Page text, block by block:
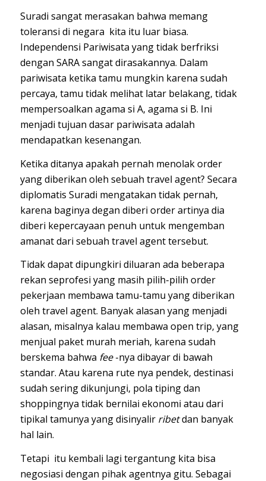
Suradi sangat merasakan bahwa memang
toleransi di negara kita itu luar biasa.
Independensi Pariwisata yang tidak berfriksi
dengan SARA sangat dirasakannya. Dalam
pariwisata ketika tamu mungkin karena sudah
percaya, tamu tidak melihat latar belakang, tidak
mempersoalkan agama si A, agama si B. Ini
menjadi tujuan dasar pariwisata adalah
mendapatkan kesenangan.
Ketika ditanya apakah pernah menolak order
yang diberikan oleh sebuah travel agent? Secara
diplomatis Suradi mengatakan tidak pernah,
karena baginya degan diberi order artinya dia
diberi kepercayaan penuh untuk mengemban
amanat dari sebuah travel agent tersebut.
Tidak dapat dipungkiri diluaran ada beberapa
rekan seprofesi yang masih pilih-pilih order
pekerjaan membawa tamu-tamu yang diberikan
oleh travel agent. Banyak alasan yang menjadi
alasan, misalnya kalau membawa open trip, yang
menjual paket murah meriah, karena sudah
berskema bahwa fee-nya dibayar di bawah
standar. Atau karena rute nya pendek, destinasi
sudah sering dikunjungi, pola tiping dan
shoppingnya tidak bernilai ekonomi atau dari
tipikal tamunya yang disinyalir ribetdan banyak
hal lain.
Tetapi itu kembali lagi tergantung kita bisa
negosiasi dengan pihak agentnya gitu. Sebagai